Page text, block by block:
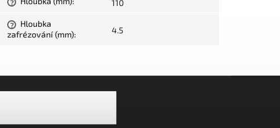
? 110
?
Hloubka
zafrézování (mm): 4.5